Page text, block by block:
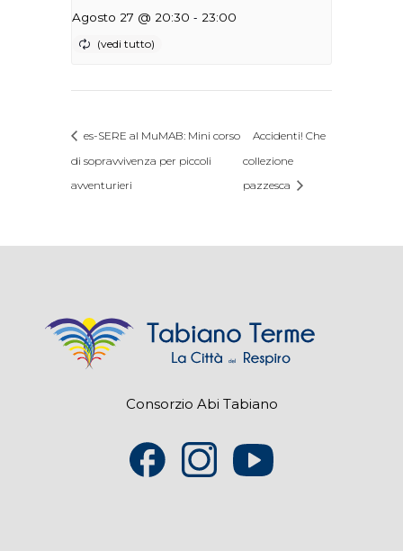
Agosto 27 @ 20:30 - 23:00
es-SERE al MuMAB: Mini corso
di sopravvivenza per piccoli
avventurieri
Accidenti! Che
collezione
pazzesca
Consorzio Abi Tabiano